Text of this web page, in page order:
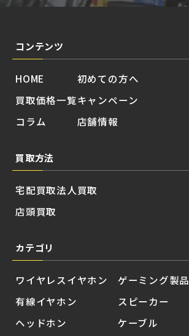
コンテンツ
HOME
買取価格一覧
コラム
初めての方へ
キャンペーン
店舗情報
買取方法
宅配買取
店頭買取
法人買取
カテゴリ
ワイヤレスイヤホン
有線イヤホン
ヘッドホン
ゲーミング製品
スピーカー
ケーブル